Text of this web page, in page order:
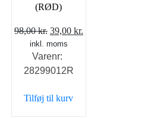
(RØD)
98,00kr. Den
oprindelige
pris
var:
39,00 kr.
inkl. moms
Varenr:
28299012R
Tilføj til kurv